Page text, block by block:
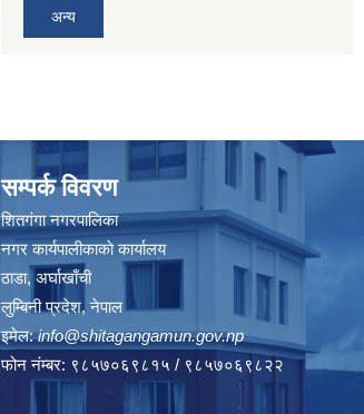
अन्य
सम्पर्क विवरण
शितगंगा नगरपालिका
नगर कार्यपालीकाकाे कार्यालय
ठाडा, अर्घाखाँची
लुम्बिनी प्रदेश, नेपाल
इमेल:info@shitagangamun.gov.np
फोन नंम्बर: ९८५७०६९८१५ / ९८५७०६९८२२